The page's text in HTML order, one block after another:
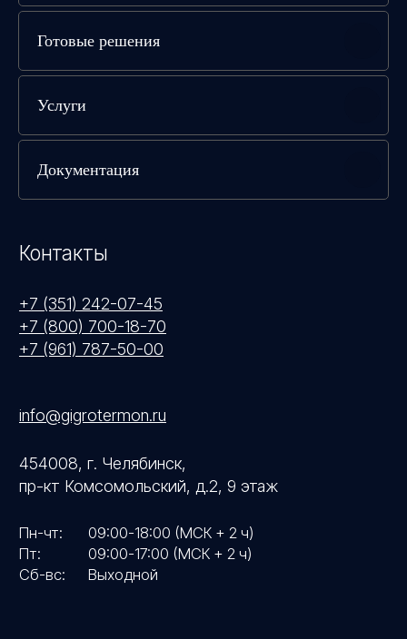
Готовые решения
Услуги
Документация
Пн-чт:
09:00-17:00 (МСК + 2 ч)
454008, г. Челябинск,
пр-кт Комсомольский, д.2, 9 этаж
info@gigrotermon.ru
Политика конфиденциальности
© 2026 ООО «Инженерные Технологии»